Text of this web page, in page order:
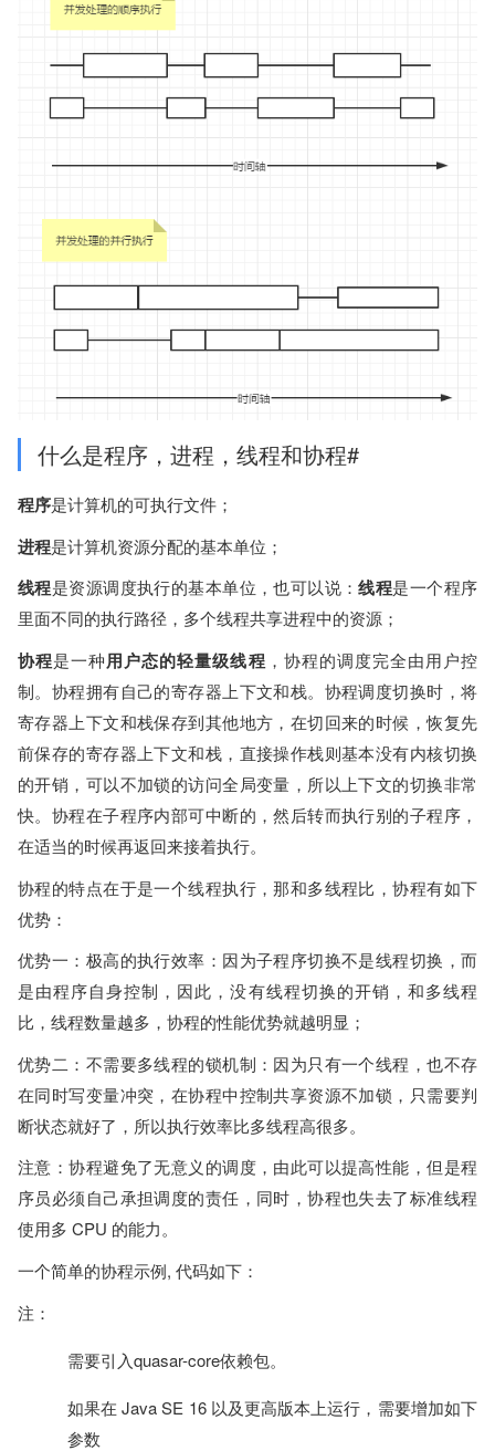
什么是程序，进程，线程和协程#
程序是计算机的可执行文件；
进程是计算机资源分配的基本单位；
线程是资源调度执行的基本单位，也可以说：线程是一个程序
里面不同的执行路径，多个线程共享进程中的资源；
协程是一种用户态的轻量级线程 ，协程的调度完全由用户控
制。协程拥有自己的寄存器上下文和栈。协程调度切换时，将
寄存器上下文和栈保存到其他地方，在切回来的时候，恢复先
前保存的寄存器上下文和栈，直接操作栈则基本没有内核切换
的开销，可以不加锁的访问全局变量，所以上下文的切换非常
快。协程在子程序内部可中断的，然后转而执行别的子程序，
在适当的时候再返回来接着执行。
协程的特点在于是一个线程执行，那和多线程比，协程有如下
优势：
优势一：极高的执行效率：因为子程序切换不是线程切换，而
是由程序自身控制，因此，没有线程切换的开销，和多线程
比，线程数量越多，协程的性能优势就越明显；
优势二：不需要多线程的锁机制：因为只有一个线程，也不存
在同时写变量冲突，在协程中控制共享资源不加锁，只需要判
断状态就好了，所以执行效率比多线程高很多。
注意：协程避免了无意义的调度，由此可以提高性能，但是程
序员必须自己承担调度的责任，同时，协程也失去了标准线程
使用多 CPU 的能力。
一个简单的协程示例, 代码如下：
注：
需要引入quasar-core依赖包。
如果在 Java SE 16 以及更高版本上运行，需要增加如下
参数